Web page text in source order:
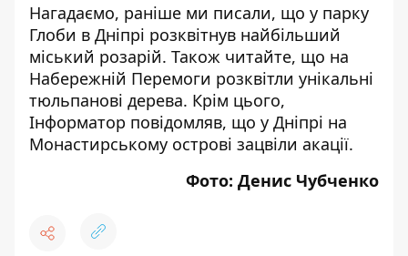
Нагадаємо, раніше ми писали, що у парку
Глоби в Дніпрі розквітнув найбільший
міський розарій. Також читайте, що на
Набережній Перемоги розквітли унікальні
тюльпанові дерева. Крім цього,
Інформатор повідомляв, що у Дніпрі на
Монастирському острові зацвіли акації.
Фото: Денис Чубченко